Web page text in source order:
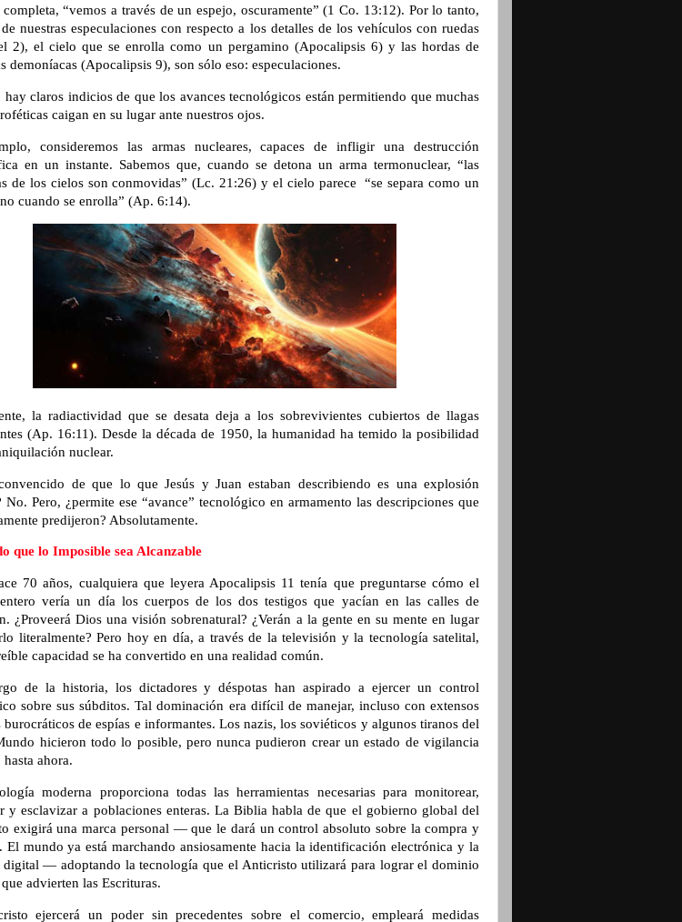
completa,“vemos a través de un espejo, oscuramente”(1 Co. 13:12). Por lo tanto,
nuestras especulaciones con respecto a los detalles de los vehículos con ruedas
2), el cielo que se enrolla como un pergamino (Apocalipsis 6) y las hordas de
demoníacas (Apocalipsis 9), son sólo eso: especulaciones.
hay claros indicios de que los avances tecnológicos están permitiendo que muchas
caigan en su lugar ante nuestros ojos.
consideremos las armas nucleares, capaces de infligir una destrucción
en un instante. Sabemos que, cuando se detona un arma termonuclear, “las
de los cielos son conmovidas” (Lc. 21:26) y el cielo parece“se separa como un
cuando se enrolla” (Ap. 6:14).
la radiactividad que se desata deja a los sobrevivientes cubiertos de llagas
(Ap. 16:11). Desde la década de 1950, la humanidad ha temido la posibilidad
nuclear.
de que lo que Jesús y Juan estaban describiendo es una explosión
No. Pero, ¿permite ese “avance” tecnológico en armamento las descripciones que
predijeron? Absolutamente.
que lo Imposible sea Alcanzable
70 años, cualquiera que leyera Apocalipsis 11 tenía que preguntarse cómo el
vería un día los cuerpos de los dos testigos que yacían en las calles de
¿Proveerá Dios una visión sobrenatural? ¿Verán a la gente en su mente en lugar
literalmente? Pero hoy en día, a través de la televisión y la tecnología satelital,
capacidad se ha convertido en una realidad común.
de la historia, los dictadores y déspotas han aspirado a ejercer un control
sobre sus súbditos. Tal dominación era difícil de manejar, incluso con extensos
burocráticos de espías e informantes. Los nazis, los soviéticos y algunos tiranos del
hicieron todo lo posible, pero nunca pudieron crear un estado de vigilancia
ahora.
moderna proporciona todas las herramientas necesarias para monitorear,
y esclavizar a poblaciones enteras. La Biblia habla de que el gobierno global del
exigirá una marca personal — que le dará un control absoluto sobre la compra y
El mundo ya está marchando ansiosamente hacia la identificación electrónica y la
digital — adoptando la tecnología que el Anticristo utilizará para lograr el dominio
advierten las Escrituras.
ejercerá un poder sin precedentes sobre el comercio, empleará medidas